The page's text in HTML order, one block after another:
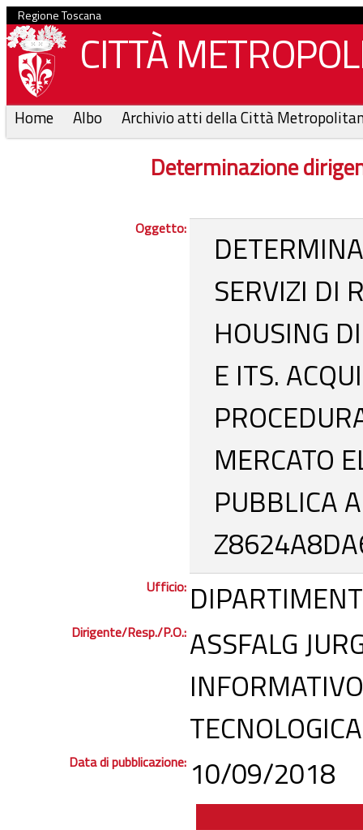
Regione Toscana
CITTÀ
Home Albo Archivio atti della Città
Determinazione
Oggetto:
SERVIZI DI
HOUSING
E ITS.
MERCATO
PUBBLICA
Ufficio:
Dirigente/Resp./P.O.: ASSFALG
TECNOLOGICA
Data di pubblicazione: 10/09/2018